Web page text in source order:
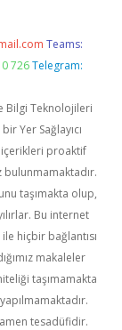
Teams:
726 Telegram:
Bilgi Teknolojileri
Yer Sağlayıcı
proaktif
taşımakta olup,
Bu internet
hiçbir bağlantısı
makaleler
taşımamakta
tesadüfidir.